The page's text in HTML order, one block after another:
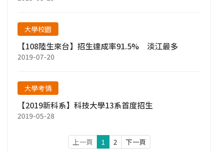
大學校園
【108陸生來台】招生達成率91.5% 淡江最多
2019-07-20
大學考情
【2019新科系】科技大學13系首度招生
2019-05-28
上一頁 1 2 下一頁